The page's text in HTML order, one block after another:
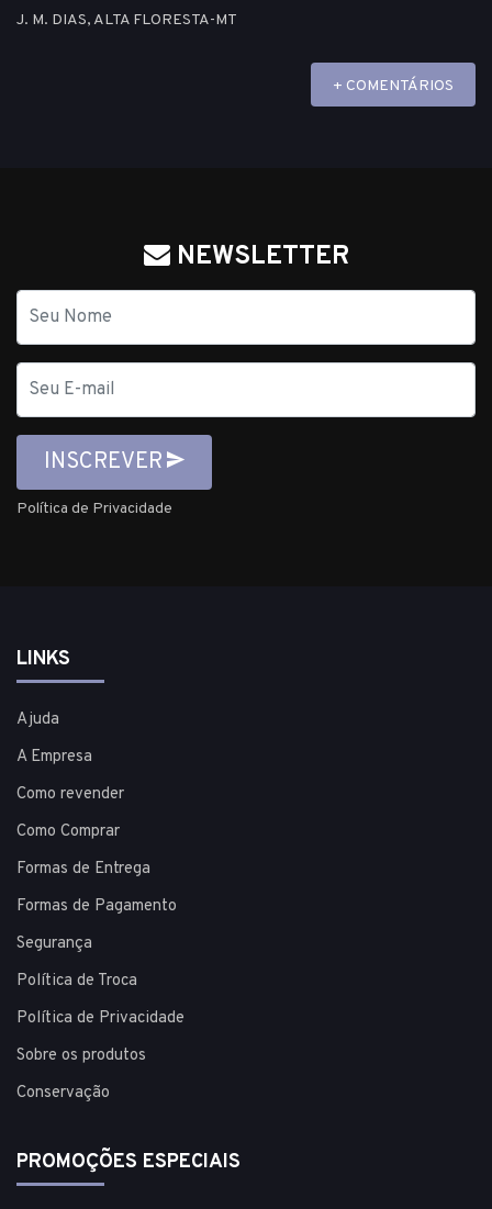
J. M. DIAS, ALTA FLORESTA-MT
+ COMENTÁRIOS
NEWSLETTER
mail
INSCREVER
Política de Privacidade
LINKS
Ajuda
A Empresa
Como revender
Como Comprar
Formas de Entrega
Formas de Pagamento
Segurança
Política de Troca
Política de Privacidade
Sobre os produtos
Conservação
PROMOÇÕES ESPECIAIS